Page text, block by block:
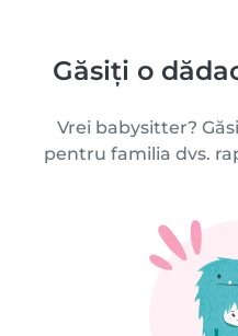
Găsiți o
Vrei babysitter?
pentru familia dvs.